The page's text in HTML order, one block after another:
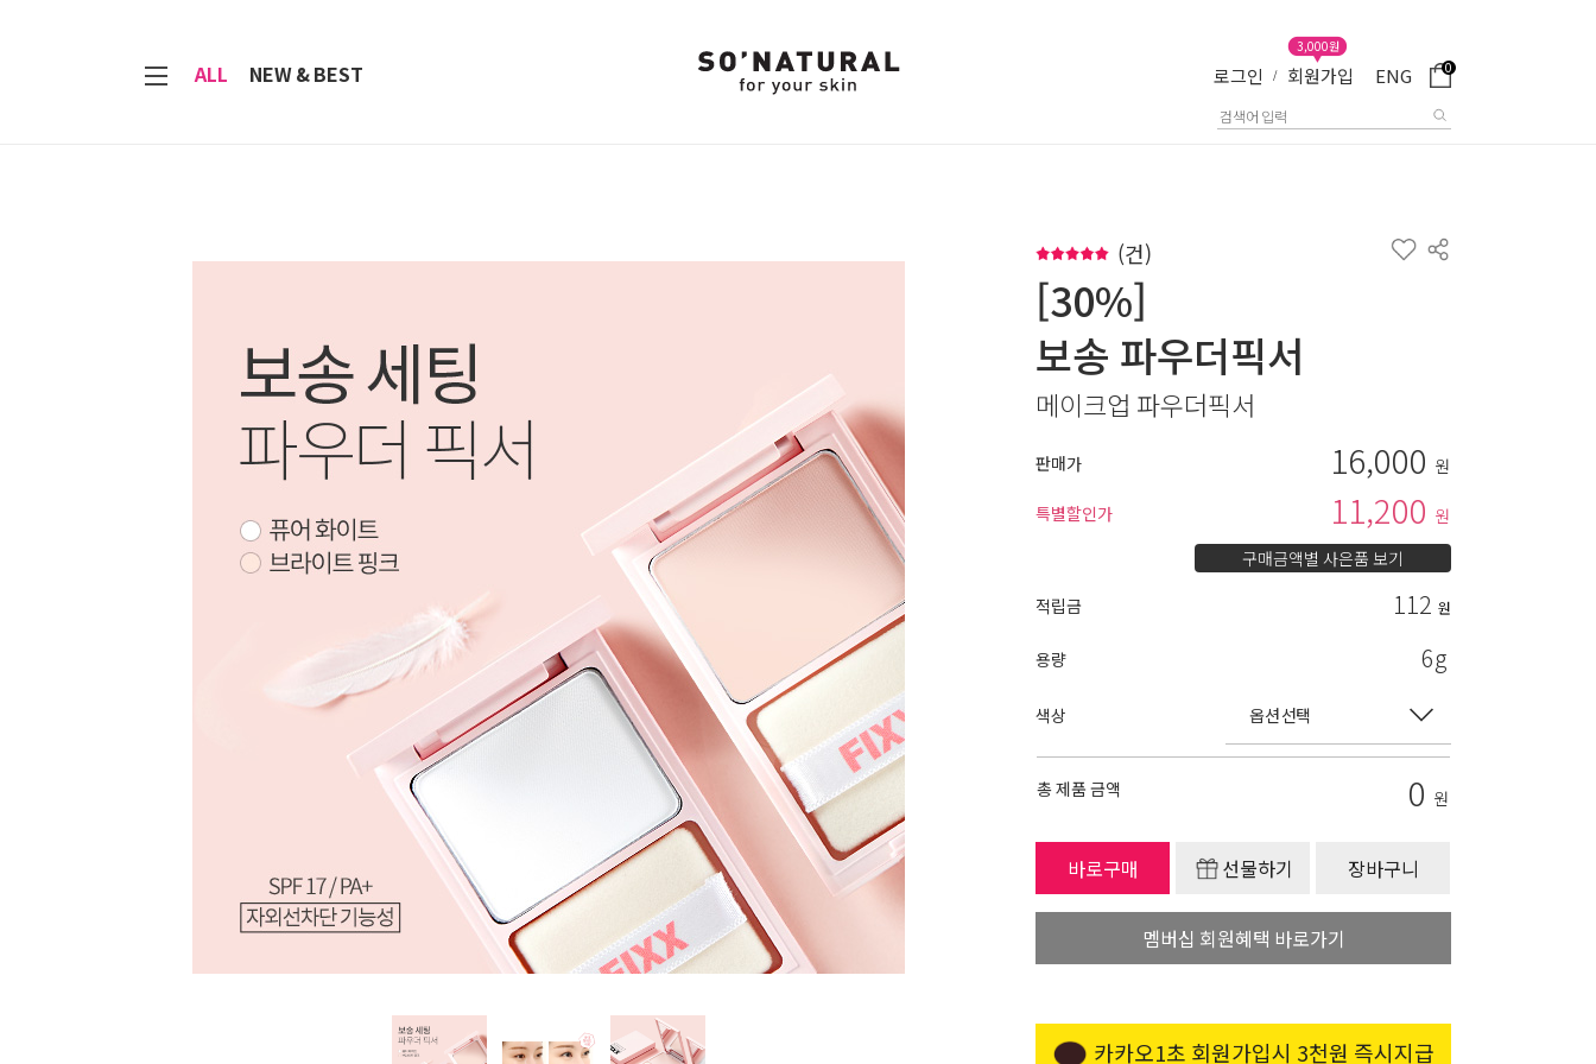
ALL NEW & BEST 로그인 / 회원가입
3,000원
ENG 0
(건)
[30%]
보송 파우더픽서
메이크업 파우더픽서
판매가 16,000 원
특별할인가
11,200 원
구매금액별 사은품 보기
적립금
112 원
용량 6g
색상
총 제품 금액 0 원
바로구매 선물하기 장바구니
멤버십 회원혜택 바로가기
카카오1초 회원가입시 3천원 즉시지급